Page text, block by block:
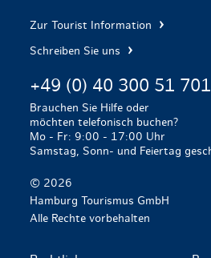
Zur Tourist Information
Schreiben Sie uns
+49 (0) 40 300 51 701
Brauchen Sie Hilfe oder
möchten telefonisch buchen?
Mo - Fr: 9:00 - 17:00 Uhr
Samstag, Sonn- und Feiertag
© 2026
Hamburg Tourismus GmbH
Alle Rechte vorbehalten